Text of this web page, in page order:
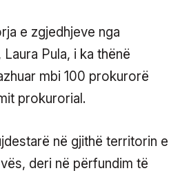
e zgjedhjeve nga
Pula, i ka thënë
mbi 100 prokurorë
prokurorial.
në gjithë territorin e
deri në përfundim të